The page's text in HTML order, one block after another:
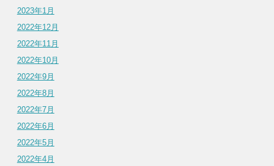
2023年1月
2022年12月
2022年11月
2022年10月
2022年9月
2022年8月
2022年7月
2022年6月
2022年5月
2022年4月